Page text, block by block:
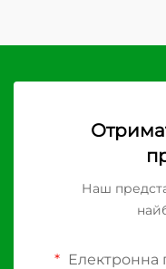
Наш
Електронна